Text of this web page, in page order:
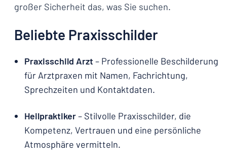
großer Sicherheit das, was Sie suchen.
Beliebte Praxisschilder
Praxisschild Arzt – Professionelle Beschilderung
für Arztpraxen mit Namen, Fachrichtung,
Sprechzeiten und Kontaktdaten.
Heilpraktiker– Stilvolle Praxisschilder, die
Kompetenz, Vertrauen und eine persönliche
Atmosphäre vermitteln.